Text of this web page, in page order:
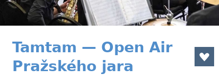
Tamtam — Open Air
Pražského jara